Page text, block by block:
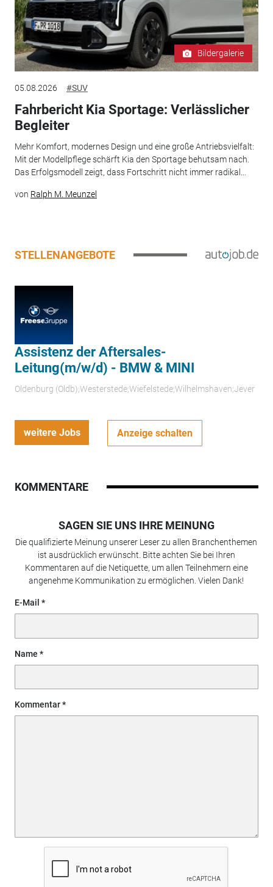
Bildergalerie
05.08.2026 #SUV
Fahrbericht Kia Sportage: Verlässlicher
Begleiter
Mehr Komfort, modernes Design und eine große Antriebsvielfalt:
Mit der Modellpflege schärft Kia den Sportage behutsam nach.
Das Erfolgsmodell zeigt, dass Fortschritt nicht immer radikal...
von Ralph M. Meunzel
STELLENANGEBOTE
Assistenz der Aftersales-
Leitung(m/w/d) - BMW & MINI
Oldenburg (Oldb);Westerstede;Wiefelstede;Wilhelmshaven;Jever
weitere Jobs Anzeige schalten
KOMMENTARE
SAGEN SIE UNS IHRE MEINUNG
Die qualifizierte Meinung unserer Leser zu allen Branchenthemen
ist ausdrücklich erwünscht. Bitte achten Sie bei Ihren
Kommentaren auf die Netiquette, um allen Teilnehmern eine
angenehme Kommunikation zu ermöglichen. Vielen Dank!
E-Mail
Name
Kommentar